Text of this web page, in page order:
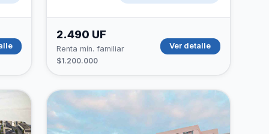
2.490 UF
Renta mín. familiar
$1.200.000
Ver detalle